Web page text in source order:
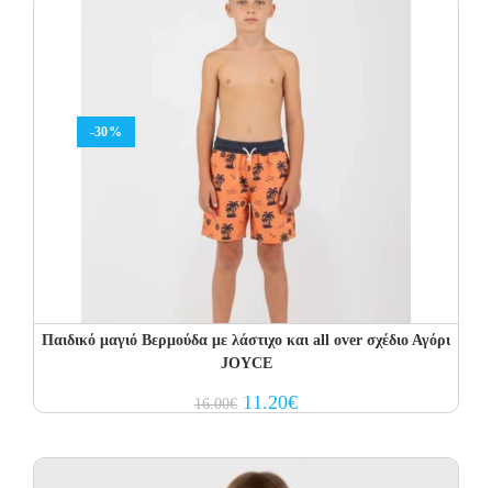
-30%
Παιδικό μαγιό Βερμούδα με λάστιχο και all over σχέδιο Αγόρι
JOYCE
16.00€ Original
price
11.20€Current
price